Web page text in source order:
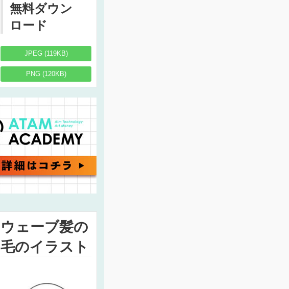
無料ダウン
ロード
JPEG (119KB)
PNG (120KB)
ウェーブ髪の
毛のイラスト